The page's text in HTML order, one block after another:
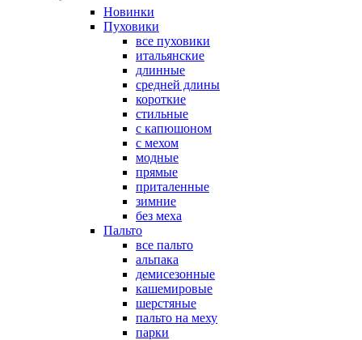
Новинки
Пуховики
все пуховики
итальянские
длинные
средней длины
короткие
стильные
с капюшоном
с мехом
модные
прямые
приталенные
зимние
без меха
Пальто
все пальто
альпака
демисезонные
кашемировые
шерстяные
пальто на меху
парки